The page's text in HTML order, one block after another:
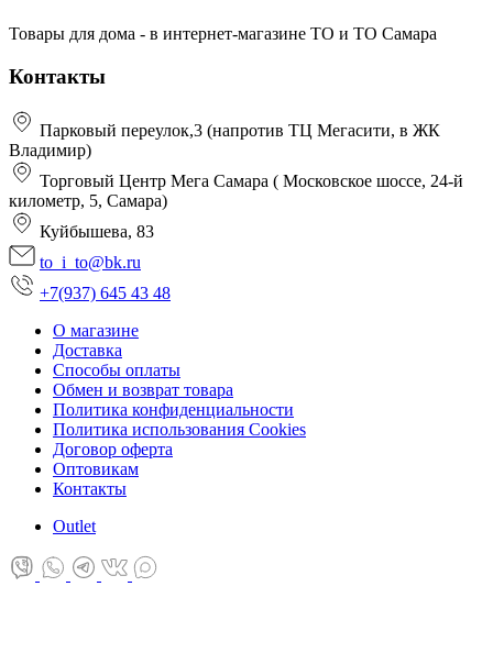
Товары для дома - в интернет-магазине ТО и ТО Самара
Контакты
Парковый переулок,3 (напротив ТЦ Мегасити, в ЖК
Владимир)
Торговый Центр Мега Самара ( Московское шоссе, 24-й
километр, 5, Самара)
Куйбышева, 83
to_i_to@bk.ru
+7(937) 645 43 48
О магазине
Доставка
Способы оплаты
Обмен и возврат товара
Политика конфиденциальности
Политика использования Cookies
Договор оферта
Оптовикам
Контакты
Оutlet